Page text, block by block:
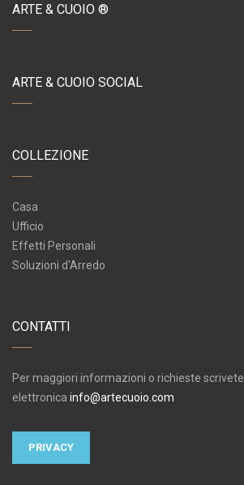
ARTE & CUOIO ®
ARTE & CUOIO SOCIAL
COLLEZIONE
Casa
Ufficio
Effetti Personali
Soluzioni d'Arredo
CONTATTI
Per maggiori informazioni o richieste
elettronica info@artecuoio.com
PRIVACY